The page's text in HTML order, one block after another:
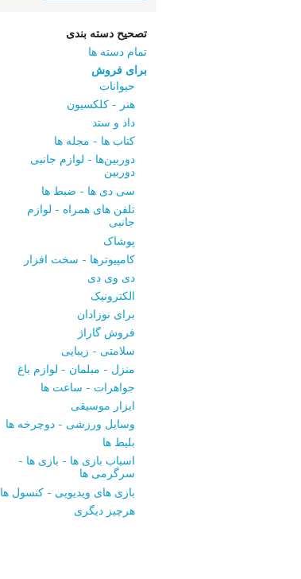
تصحیح دسته بندی
تمام دسته ها
برای فروش
حیوانات
هنر - کلکسیون
داد و ستد
کتاب‌ ها - مجله‌ ها
دوربین‌ها - لوازم جانبی
دوربین
سی ‌دی ‌ها - ضبط‌ ها
تلفن ‌های همراه - لوازم
جانبی
پوشاک
کامپیوترها - سخت ‌افزار
دی ‌وی ‌دی
الکترونیک
برای نوزادان
فروش گاراژ
سلامتی - زیبایی
منزل - مبلمان - لوازم باغ
جواهرات - ساعت ‌ها
ابزار موسیقی
وسایل ورزشی - دوچرخه ‌ها
بلیط‌ ها
اسباب‌ بازی ها - بازی ها -
سرگرمی ‌ها
بازی‌ های ویدیویی - کنسول‌ ها
هرچیز دیگری